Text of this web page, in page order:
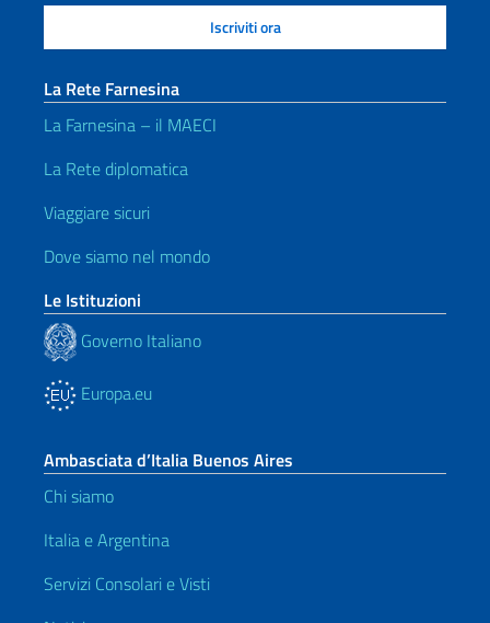
La Rete Farnesina
La Farnesina – il MAECI
La Rete diplomatica
Viaggiare sicuri
Dove siamo nel mondo
Le Istituzioni
Governo Italiano
Europa.eu
Ambasciata d’Italia Buenos Aires
Chi siamo
Italia e Argentina
Servizi Consolari e Visti